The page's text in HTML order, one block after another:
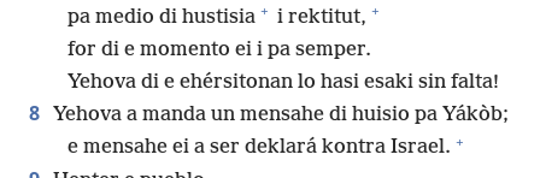
pa medio di hustisia + i rektitut, +
for di e momento ei i pa semper.
Yehova di e ehérsitonan lo hasi esaki sin falta!
8
Yehova a manda un mensahe di huisio pa Yákòb;
e mensahe ei a ser deklará kontra Israel. +